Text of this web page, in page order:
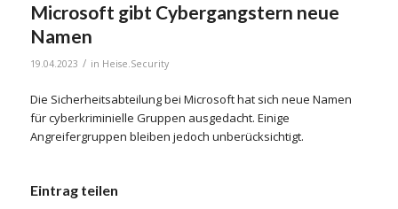
Microsoft gibt Cybergangstern neue
Namen
19.04.2023 / in Heise.Security
Die Sicherheitsabteilung bei Microsoft hat sich neue Namen
für cyberkriminielle Gruppen ausgedacht. Einige
Angreifergruppen bleiben jedoch unberücksichtigt.
Eintrag teilen